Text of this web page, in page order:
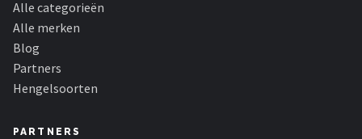
Alle categorieën
Alle merken
Blog
Partners
Hengelsoorten
PARTNERS